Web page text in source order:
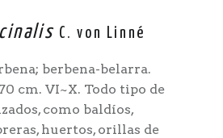
C. von Linné
berbena-belarra.
cm. VI~X. Todo tipo de
como baldíos,
huertos, orillas de